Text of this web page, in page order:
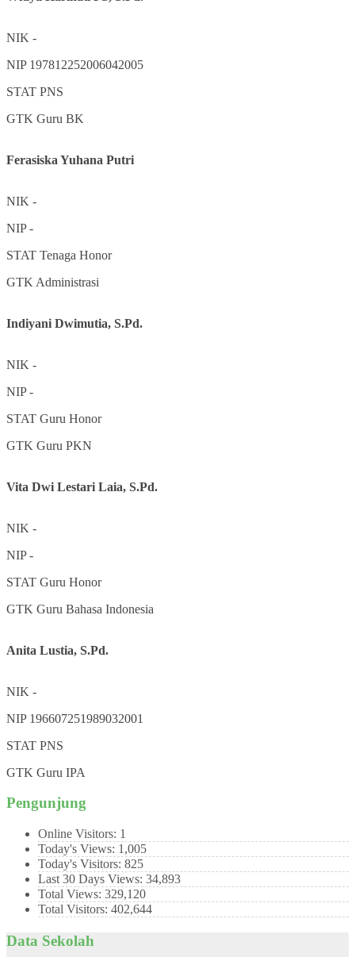
NIK -
NIP 197812252006042005
STAT PNS
GTK Guru BK
Ferasiska Yuhana Putri
NIK -
NIP-
STAT Tenaga Honor
GTK Administrasi
Indiyani Dwimutia, S.Pd.
NIK -
NIP-
STAT Guru Honor
GTK Guru PKN
Vita Dwi Lestari Laia, S.Pd.
NIK -
NIP-
STAT Guru Honor
GTK Guru Bahasa Indonesia
Anita Lustia, S.Pd.
NIK -
NIP 196607251989032001
STAT PNS
GTK Guru IPA
Pengunjung
Online Visitors: 1
Today's Views: 1,005
Today's Visitors: 825
Last 30 Days Views: 34,893
Total Views: 329,120
Total Visitors: 402,644
Data Sekolah